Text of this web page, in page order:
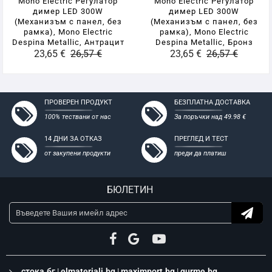
димер LED 300W
(Механизъм с панел, без
рамка), Mono Electric
Despina Metallic, Антрацит
23,65 € 26,57 €
димер LED 300W
(Механизъм с панел, без
рамка), Mono Electric
Despina Metallic, Бронз
23,65 € 26,57 €
ПРОВЕРЕН ПРОДУКТ
100% тествани от нас
БЕЗПЛАТНА ДОСТАВКА
За поръчки над 49.98 €
14 ДНИ ЗА ОТКАЗ
от закупени продукти
ПРЕГЛЕД И ТЕСТ
преди да платиш
БЮЛЕТИН